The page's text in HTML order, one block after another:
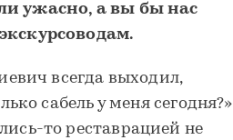
ужасно, а вы бы нас
всегда выходил,
сабель у меня сегодня?»
то реставрацией не